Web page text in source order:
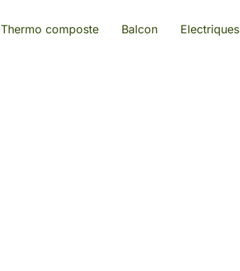
Thermo composte Balcon Electriques